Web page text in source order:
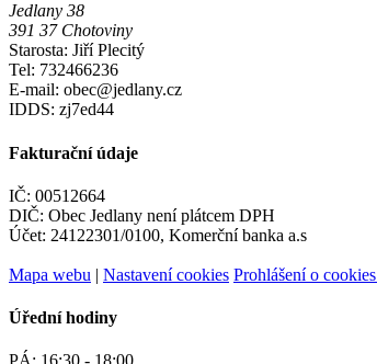
Jedlany 38
391 37 Chotoviny
Starosta: Jiří Plecitý
Tel: 732466236
E-mail: obec@jedlany.cz
IDDS: zj7ed44
Fakturační údaje
IČ: 00512664
DIČ: Obec Jedlany není plátcem DPH
Účet: 24122301/0100, Komerční banka a.s
Mapa webu | Nastavení cookies Prohlášení o cookies
Úřední hodiny